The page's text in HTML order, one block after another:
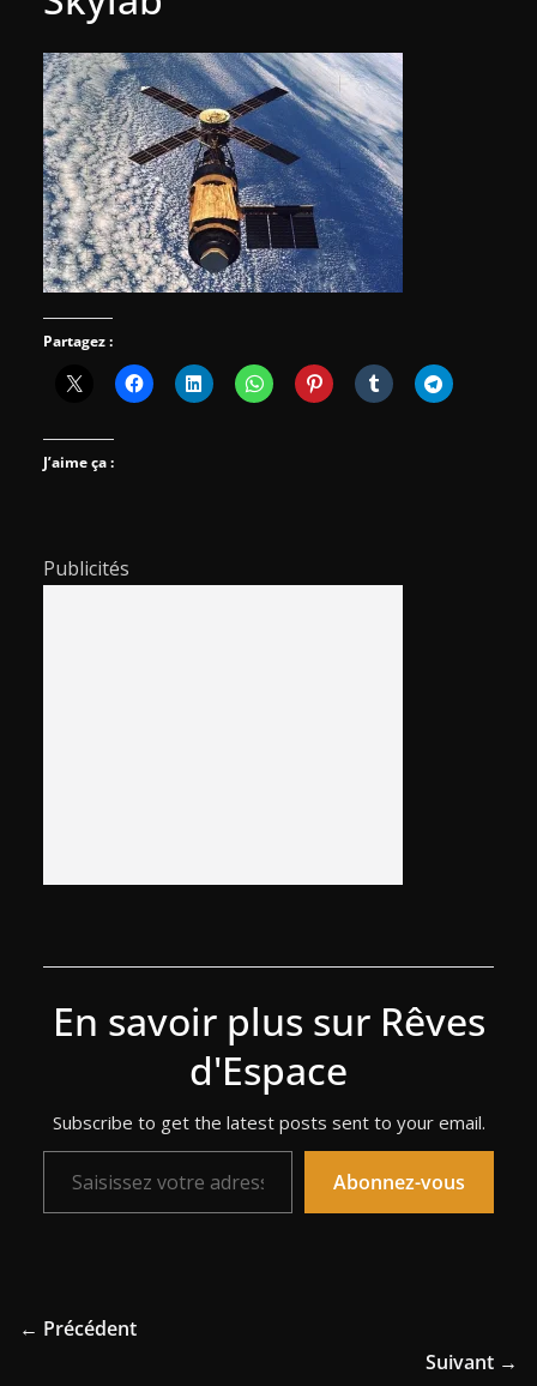
Partagez :
J’aime ça :
Publicités
En savoir plus sur Rêves
d'Espace
Subscribe to get the latest posts sent to your email.
Saisissez votre adresse e-mail…
Abonnez-vous
← Précédent
Suivant →